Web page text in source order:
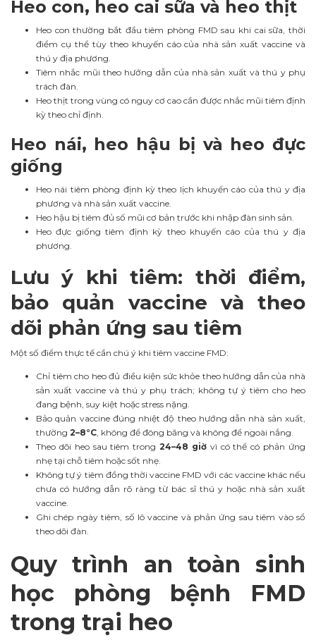
Heo con, heo cai sữa và heo thịt
Heo con thường bắt đầu tiêm phòng FMD sau khi cai sữa, thời
điểm cụ thể tùy theo khuyến cáo của nhà sản xuất vaccine và
thú y địa phương.
Tiêm nhắc mũi theo hướng dẫn của nhà sản xuất và thú y phụ
trách đàn.
Heo thịt trong vùng có nguy cơ cao cần được nhắc mũi tiêm định
kỳ theo chỉ định.
Heo nái, heo hậu bị và heo đực
giống
Heo nái tiêm phòng định kỳ theo lịch khuyến cáo của thú y địa
phương và nhà sản xuất vaccine.
Heo hậu bị tiêm đủ số mũi cơ bản trước khi nhập đàn sinh sản.
Heo đực giống tiêm định kỳ theo khuyến cáo của thú y địa
phương.
Lưu ý khi tiêm: thời điểm,
bảo quản vaccine và theo
dõi phản ứng sau tiêm
Một số điểm thực tế cần chú ý khi tiêm vaccine FMD:
Chỉ tiêm cho heo đủ điều kiện sức khỏe theo hướng dẫn của nhà
sản xuất vaccine và thú y phụ trách; không tự ý tiêm cho heo
đang bệnh, suy kiệt hoặc stress nặng.
Bảo quản vaccine đúng nhiệt độ theo hướng dẫn nhà sản xuất,
thường 2–8°C, không để đông băng và không để ngoài nắng.
Theo dõi heo sau tiêm trong24–48 giờvì có thể có phản ứng
nhẹ tại chỗ tiêm hoặc sốt nhẹ.
Không tự ý tiêm đồng thời vaccine FMD với các vaccine khác nếu
chưa có hướng dẫn rõ ràng từ bác sĩ thú y hoặc nhà sản xuất
vaccine.
Ghi chép ngày tiêm, số lô vaccine và phản ứng sau tiêm vào sổ
theo dõi đàn.
Quy trình an toàn sinh
học phòng bệnh FMD
trong trại heo